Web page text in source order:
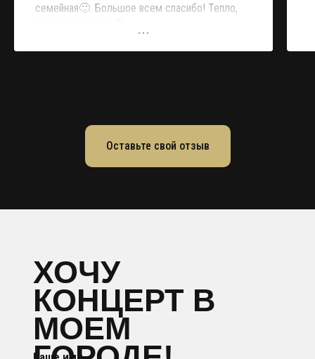
семейная🙂. Большое всем спасибо! Тепло,
Оставьте свой отзыв
ХОЧУ
КОНЦЕРТ В
МОЕМ